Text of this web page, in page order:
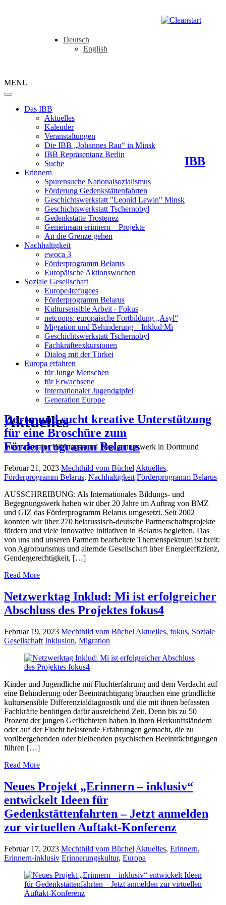
Deutsch
English
MENU
Das IBB
Aktuelles
Kalender
Veranstaltungen
Die IBB „Johannes Rau“ in Minsk
IBB Repräsentanz Berlin
Suche
Erinnern
Spurensuche Nationalsozialismus
Förderung Gedenkstättenfahrten
Geschichtswerkstatt "Leonid Lewin" Minsk
Geschichtswerkstatt Tschernobyl
Gedenkstätte Trostenez
Gemeinsam erinnern – Projekte
An die Grenze gehen
Nachhaltigkeit
ewoca 3
Förderprogramm Belarus
Europäische Aktionswochen
Soziale Gesellschaft
Europe4refugees
Förderprogramm Belarus
Kultursensible Arbeit - Fokus
netcoops: europäische Fortbildung „Asyl“
Migration und Behinderung – Inklud:Mi
Geschichtswerkstatt Tschernobyl
Fachkräfteexkursionen
Dialog mit der Türkei
Europa erfahren
für Junge Menschen
für Erwachsene
Internationaler Jugendgipfel
Generation Europe
Aktuelles
Internationales Bildungs- und Begegnungswerk in Dortmund
IBB
Dortmund sucht kreative Unterstützung
für eine Broschüre zum
Förderprogramm Belarus
Februar 21, 2023 Mechthild vom Büchel Aktuelles,
Förderprogramm Belarus, Nachhaltigkeit Förderprogramm Belarus
AUSSCHREIBUNG: Als Internationales Bildungs- und
Begegnungswerk haben wir über 20 Jahre im Auftrag von BMZ
und GIZ das Förderprogramm Belarus umgesetzt. Seit 2002
konnten wir über 270 belarussisch-deutsche Partnerschaftsprojekte
fördern und viele innovative Initiativen in Belarus begleiten. Das
von uns und unseren Partnern bearbeitete Themenspektrum ist breit:
von Agrotourismus und alternde Gesellschaft über Energieeffizienz,
Gendergerechtigkeit, […]
Read More
Netzwerktag Inklud: Mi ist erfolgreicher
Abschluss des Projektes fokus4
Februar 19, 2023 Mechthild vom Büchel Aktuelles, fokus, Soziale
Gesellschaft Inklusion, Migration
Kinder und Jugendliche mit Fluchterfahrung und dem Verdacht auf
eine Behinderung oder Beeinträchtigung brauchen eine gründliche
kultursensible Differenzialdiagnostik und die mit ihnen befassten
Fachkräfte benötigen dafür ausreichend Zeit. Denn bis zu 50
Prozent der jungen Geflüchteten haben in ihren Herkunftsländern
oder auf der Flucht belastende Erfahrungen gemacht, die zu
vorübergehenden oder bleibenden psychischen Beeinträchtigungen
führen […]
Read More
Neues Projekt „Erinnern – inklusiv“
entwickelt Ideen für
Gedenkstättenfahrten – Jetzt anmelden
zur virtuellen Auftakt-Konferenz
Februar 17, 2023 Mechthild vom Büchel Aktuelles, Erinnern,
Erinnern-inklusiv Erinnerungskultur, Europa